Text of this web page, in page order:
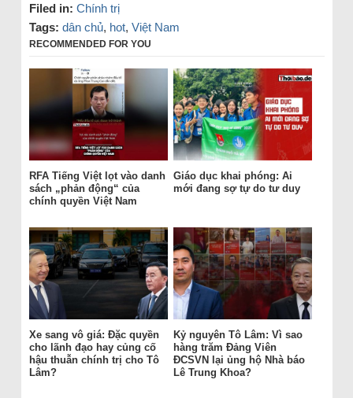
Filed in: Chính trị
Tags: dân chủ, hot, Việt Nam
RECOMMENDED FOR YOU
RFA Tiếng Việt lọt vào danh
sách „phản động“ của
chính quyền Việt Nam
Giáo dục khai phóng: Ai
mới đang sợ tự do tư duy
Xe sang vô giá: Đặc quyền
cho lãnh đạo hay củng cố
hậu thuẫn chính trị cho Tô
Lâm?
Kỷ nguyên Tô Lâm: Vì sao
hàng trăm Đảng Viên
ĐCSVN lại ủng hộ Nhà báo
Lê Trung Khoa?